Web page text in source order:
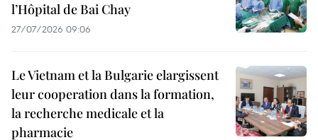
l’Hôpital de Bai Chay
27/07/2026 09:06
Le Vietnam et la Bulgarie elargissent
leur cooperation dans la formation,
la recherche medicale et la
pharmacie